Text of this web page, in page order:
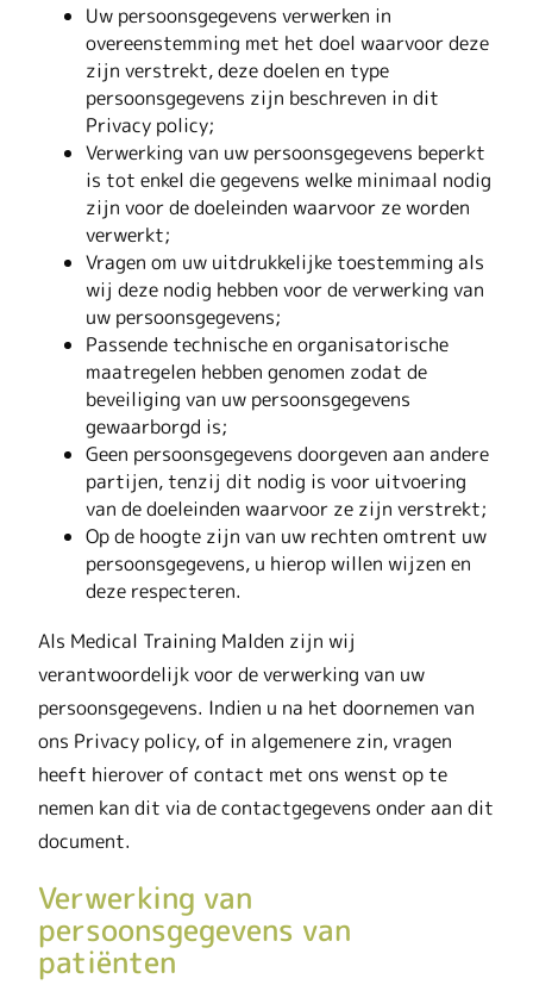
Uw persoonsgegevens verwerken in
overeenstemming met het doel waarvoor deze
zijn verstrekt, deze doelen en type
persoonsgegevens zijn beschreven in dit
Privacy policy;
Verwerking van uw persoonsgegevens beperkt
is tot enkel die gegevens welke minimaal nodig
zijn voor de doeleinden waarvoor ze worden
verwerkt;
Vragen om uw uitdrukkelijke toestemming als
wij deze nodig hebben voor de verwerking van
uw persoonsgegevens;
Passende technische en organisatorische
maatregelen hebben genomen zodat de
beveiliging van uw persoonsgegevens
gewaarborgd is;
Geen persoonsgegevens doorgeven aan andere
partijen, tenzij dit nodig is voor uitvoering
van de doeleinden waarvoor ze zijn verstrekt;
Op de hoogte zijn van uw rechten omtrent uw
persoonsgegevens, u hierop willen wijzen en
deze respecteren.
Als Medical Training Malden zijn wij
verantwoordelijk voor de verwerking van uw
persoonsgegevens. Indien u na het doornemen van
ons Privacy policy, of in algemenere zin, vragen
heeft hierover of contact met ons wenst op te
nemen kan dit via de contactgegevens onder aan dit
document.
Verwerking van
persoonsgegevens van
patiënten